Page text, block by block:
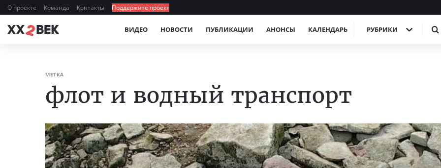
О проекте Команда Контакты Поддержите проект
ВИДЕО НОВОСТИ ПУБЛИКАЦИИ АНОНСЫ КАЛЕНДАРЬ РУБРИКИ
МЕТКА
флот и водный транспорт